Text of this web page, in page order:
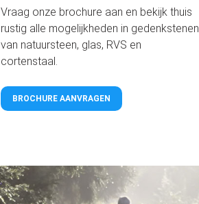
Vraag onze brochure aan en bekijk thuis
rustig alle mogelijkheden in gedenkstenen
van natuursteen, glas, RVS en
cortenstaal.
BROCHURE AANVRAGEN